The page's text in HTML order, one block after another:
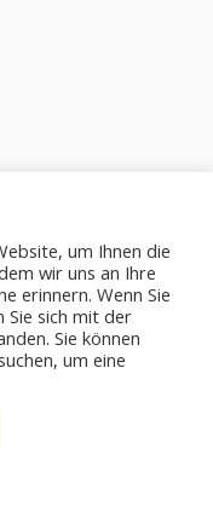
um Ihnen die
wir uns an Ihre
erinnern. Wenn Sie
Sie sich mit der
Sie können
um eine